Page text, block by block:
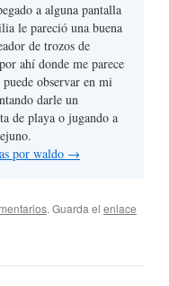
a alguna pantalla
le pareció una buena
de trozos de
ahí donde me parece
observar en mi
darle un
de playa o jugando a
por waldo →
. Guarda el enlace